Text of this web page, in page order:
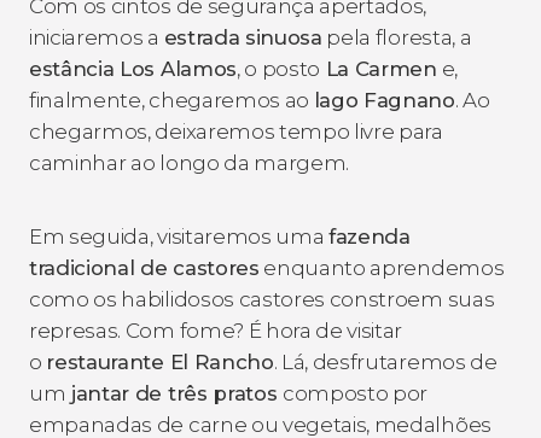
Com os cintos de segurança apertados,
iniciaremos a estrada sinuosa pela floresta, a
estância Los Alamos, o posto La Carmen e,
finalmente, chegaremos ao lago Fagnano. Ao
chegarmos, deixaremos tempo livre para
caminhar ao longo da margem.
Em seguida, visitaremos umafazenda
tradicional de castores enquanto aprendemos
como os habilidosos castores constroem suas
represas. Com fome? É hora de visitar
o restaurante El Rancho. Lá, desfrutaremos de
um jantar de três pratos composto por
empanadas de carne ou vegetais, medalhões